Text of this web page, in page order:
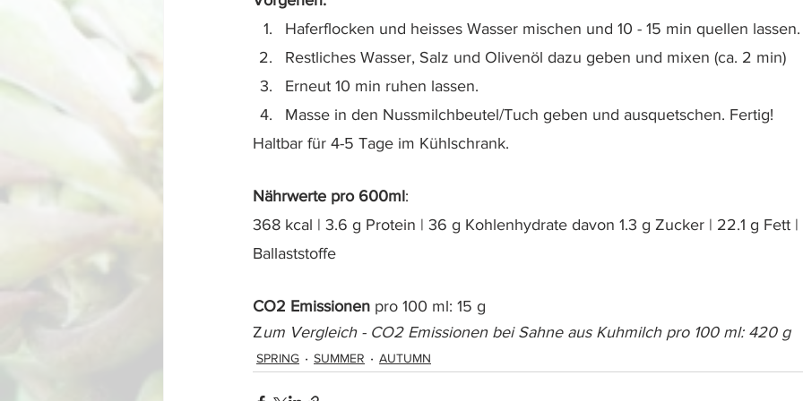
Haferflocken und heisses Wasser mischen und 10 - 15 min quellen lassen.
Restliches Wasser, Salz und Olivenöl dazu geben und mixen (ca. 2 min)
Erneut 10 min ruhen lassen.
Masse in den Nussmilchbeutel/Tuch geben und ausquetschen. Fertig!
Haltbar für 4-5 Tage im Kühlschrank.
Nährwerte pro 600ml:
368 kcal | 3.6 g Protein | 36 g Kohlenhydrate davon 1.3 g Zucker | 22.1 g Fett
Ballaststoffe
CO2 Emissionen pro 100 ml: 15 g
Zum Vergleich - CO2 Emissionen bei Sahne aus Kuhmilch pro 100 ml: 420 g
SPRING SUMMER AUTUMN